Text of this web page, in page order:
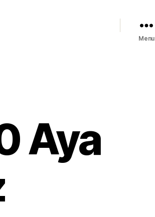
Menu
Aya